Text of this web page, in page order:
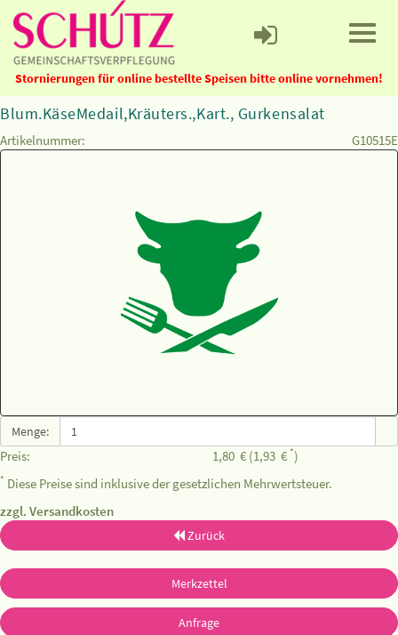
Stornierungen für online bestellte Speisen bitte online vornehmen!
Blum.KäseMedail,Kräuters.,Kart., Gurkensalat
Artikelnummer: G10515E
Menge:
Preis: 1,80 € (1,93 € *)
* Diese Preise sind inklusive der gesetzlichen Mehrwertsteuer.
zzgl. Versandkosten
Zurück
Merkzettel
Anfrage